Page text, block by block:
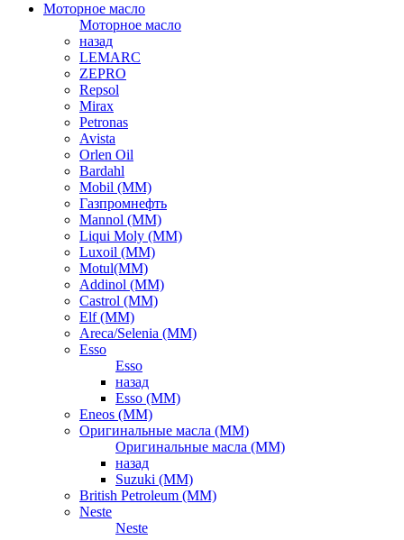
Моторное масло
Моторное масло
назад
LEMARC
ZEPRO
Repsol
Mirax
Petronas
Avista
Orlen Oil
Bardahl
Mobil (ММ)
Газпромнефть
Mannol (ММ)
Liqui Moly (ММ)
Luxoil (ММ)
Motul(ММ)
Addinol (ММ)
Castrol (ММ)
Elf (ММ)
Areca/Selenia (ММ)
Esso
Esso
назад
Esso (ММ)
Eneos (ММ)
Оригинальные масла (ММ)
Оригинальные масла (ММ)
назад
Suzuki (ММ)
British Petroleum (ММ)
Neste
Neste